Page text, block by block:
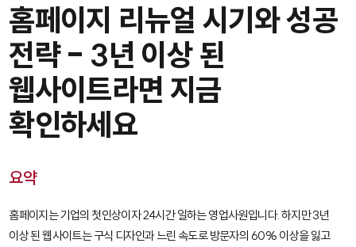
홈페이지 리뉴얼 시기와 성공
전략 - 3년 이상 된
웹사이트라면 지금
확인하세요
요약
홈페이지는 기업의 첫인상이자 24시간 일하는 영업사원입니다. 하지만 3년
이상 된 웹사이트는 구식 디자인과 느린 속도로 방문자의 60% 이상을 잃고